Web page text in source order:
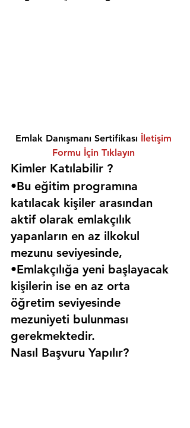
Emlak Danışmanı Sertifikası İletişim
Formu İçin Tıklayın
Kimler Katılabilir ?
•Bu eğitim programına
katılacak kişiler arasından
aktif olarak emlakçılık
yapanların en az ilkokul
mezunu seviyesinde,
•Emlakçılığa yeni başlayacak
kişilerin ise en az orta
öğretim seviyesinde
mezuniyeti bulunması
gerekmektedir.
Nasıl Başvuru Yapılır?